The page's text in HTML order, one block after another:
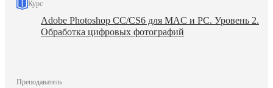
Курс
Adobe Photoshop СС/CS6 для MAC и PC. Уровень 2.
Обработка цифровых фотографий
Преподаватель